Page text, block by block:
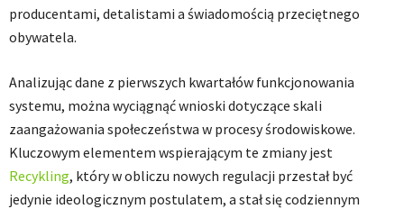
producentami, detalistami a świadomością przeciętnego
obywatela.
Analizując dane z pierwszych kwartałów funkcjonowania
systemu, można wyciągnąć wnioski dotyczące skali
zaangażowania społeczeństwa w procesy środowiskowe.
Kluczowym elementem wspierającym te zmiany jest
Recykling, który w obliczu nowych regulacji przestał być
jedynie ideologicznym postulatem, a stał się codziennym